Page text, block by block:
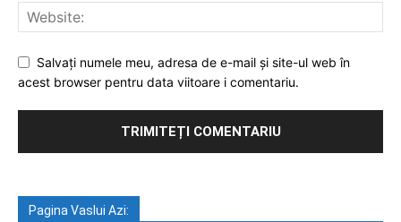
Salvați numele meu, adresa de e-mail și site-ul web în
acest browser pentru data viitoare i comentariu.
Pagina Vaslui Azi: